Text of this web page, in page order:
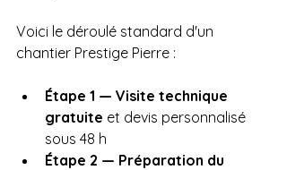
Voici le déroulé standard d'un
chantier Prestige Pierre :
Étape 1 — Visite technique
gratuite et devis personnalisé
sous 48 h
Étape 2 — Préparation du